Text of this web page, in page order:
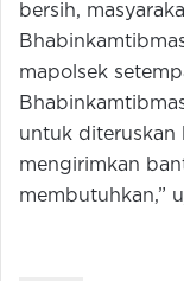
bersih,
mapolsek
untuk diteruskan
mengirimkan
membutuhkan,”